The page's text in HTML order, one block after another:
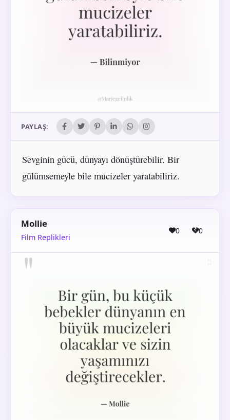
PAYLAŞ:
Sevginin gücü, dünyayı dönüştürebilir. Bir
gülümsemeyle bile mucizeler yaratabiliriz.
Mollie
Film Replikleri
0 0